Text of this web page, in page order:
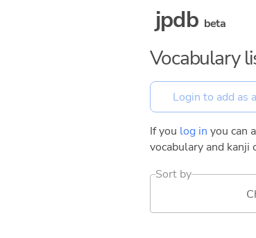
jpdb beta
Vocabulary
If you log in you can
vocabulary and kanji
Sort by